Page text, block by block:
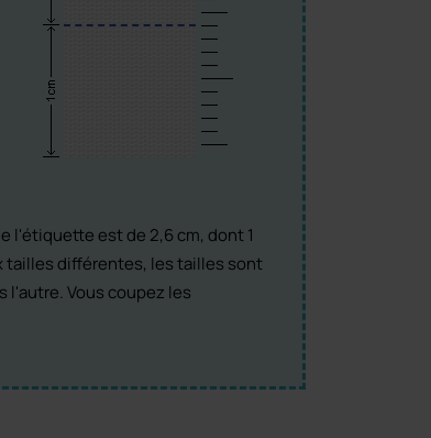
l'étiquette est de 2,6 cm, dont 1
tailles différentes, les tailles sont
Vous coupez les